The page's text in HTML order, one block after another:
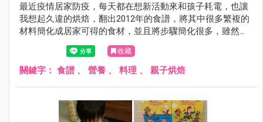
最近疫情居家防疫，每天都在想新活動來和孩子耗電，也讓
我想起久違的烘焙，翻出2012年的食譜，將其中很多繁複的
材料簡化成居家可得的食材，並且將步驟簡化很多，雖然成
品並非完美的瑪德蓮，但過程卻是凝聚親子感情的好時光。
收藏
關鍵字： 食譜 、 營養 、 料理 、 親子烘焙